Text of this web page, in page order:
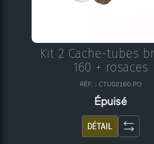
Kit 2 Cache-tubes
160 + rosaces
RÉF. : CTU02160.PO
Épuisé
DÉTAIL